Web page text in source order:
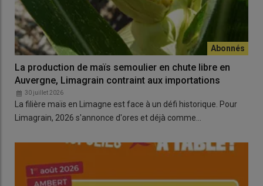
La production de maïs semoulier en chute libre en
Auvergne, Limagrain contraint aux importations
30 juillet 2026
La filière maïs en Limagne est face à un défi historique. Pour
Limagrain, 2026 s'annonce d'ores et déjà comme…